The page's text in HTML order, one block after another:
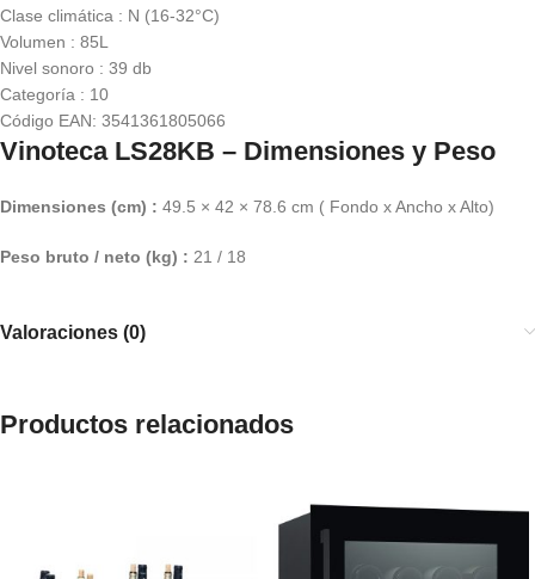
Clase climática : N (16-32°C)
Volumen : 85L
Nivel sonoro : 39 db
Categoría : 10
Código EAN: 3541361805066
Vinoteca LS28KB – Dimensiones y Peso
Dimensiones (cm) : 49.5 × 42 × 78.6 cm ( Fondo x Ancho x Alto)
Peso bruto / neto (kg) : 21 / 18
Valoraciones (0)
Productos relacionados